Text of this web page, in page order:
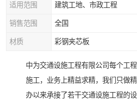
适用范围 建筑工地、市政工程
销售范围 全国
材质 彩钢夹芯板
中为交通设施工程有限公司每个工
施工，业务上精益求精，我们只做
办以来承接了若干交通设施工程的